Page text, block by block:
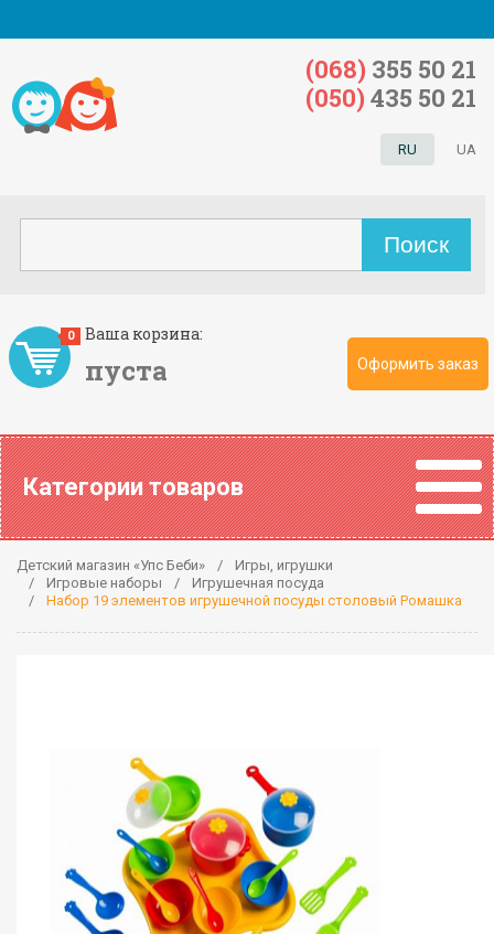
Ваша корзина:
пуста
0
Оформить заказ
RU UA
(068) 355 50 21
(050) 435 50 21
Категории товаров
Детский магазин «Упс Беби»
Игры, игрушки
Игровые наборы
Игрушечная посуда
Набор 19 элементов игрушечной посуды столовый Ромашка